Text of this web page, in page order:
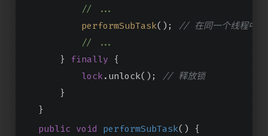
//
...
performSubTask(); // 在同一个线程中再
//
...
        }
finally {
lock.unlock(); // 释放锁
        }
    }
public void performSubTask() {